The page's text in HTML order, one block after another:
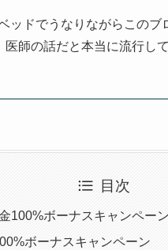
ッドでうなりながらこの
師の話だと本当に流行し
目次
100%ボーナスキャンペーン
ボーナスキャンペーン